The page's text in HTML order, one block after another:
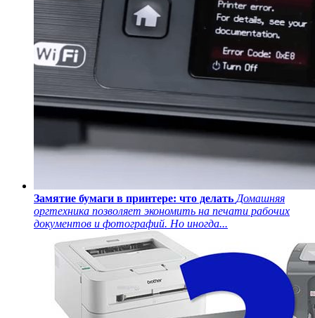
Замятие бумаги в принтере: что делать Домашняя
оргтехника позволяет экономить на печати рабочих
документов и фотографий. Но иногда...